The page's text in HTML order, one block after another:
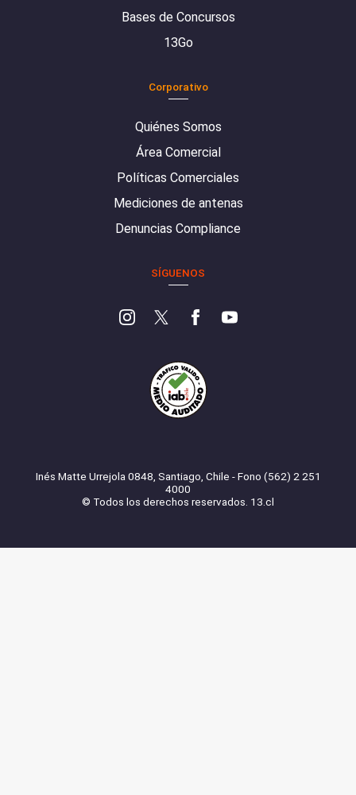
Bases de Concursos
13Go
Corporativo
Quiénes Somos
Área Comercial
Políticas Comerciales
Mediciones de antenas
Denuncias Compliance
SÍGUENOS
Inés Matte Urrejola 0848, Santiago, Chile - Fono (562) 2 251
4000
© Todos los derechos reservados. 13.cl